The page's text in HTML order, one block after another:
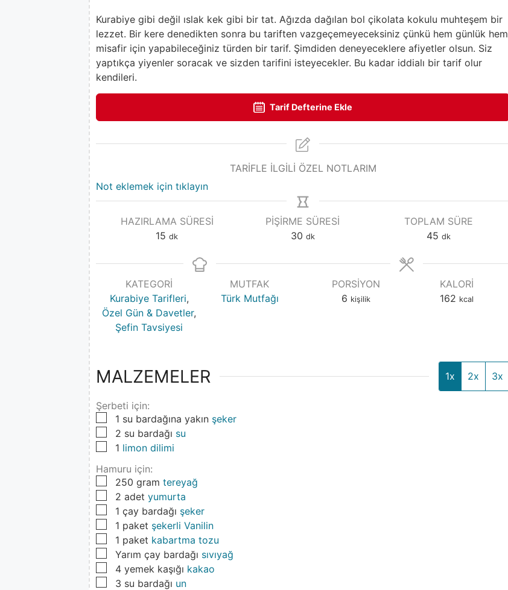
Kurabiye gibi değil ıslak kek gibi bir tat. Ağızda dağılan bol çikolata kokulu muhteşem bir
lezzet. Bir kere denedikten sonra bu tariften vazgeçemeyeceksiniz çünkü hem günlük hem
misafir için yapabileceğiniz türden bir tarif. Şimdiden deneyeceklere afiyetler olsun. Siz
yaptıkça yiyenler soracak ve sizden tarifini isteyecekler. Bu kadar iddialı bir tarif olur
kendileri.
Tarif Defterine Ekle
TARİFLE İLGİLİ ÖZEL NOTLARIM
Not eklemek için tıklayın
HAZIRLAMA SÜRESI
15 dk
PIŞIRME SÜRESI
30 dk
TOPLAM SÜRE
45 dk
KATEGORI
Kurabiye Tarifleri,
Özel Gün & Davetler,
Şefin Tavsiyesi
MUTFAK
Türk Mutfağı
PORSIYON
6 kişilik
KALORI
162 kcal
MALZEMELER 1x 2x 3x
Şerbeti için:
▢
1 su bardağına yakın şeker
▢
2 su bardağı su
▢
1 limon dilimi
Hamuru için:
▢
250 gram tereyağ
▢
2 adet yumurta
▢
1 çay bardağı şeker
▢
1 paket şekerli Vanilin
▢
1 paket kabartma tozu
▢
Yarım çay bardağı sıvıyağ
▢
4 yemek kaşığı kakao
▢
3 su bardağı un